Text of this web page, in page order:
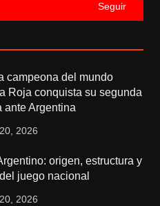
Seguir
campeona del mundo
Roja conquista su segunda
ante Argentina
2026
origen, estructura y
juego nacional
2026